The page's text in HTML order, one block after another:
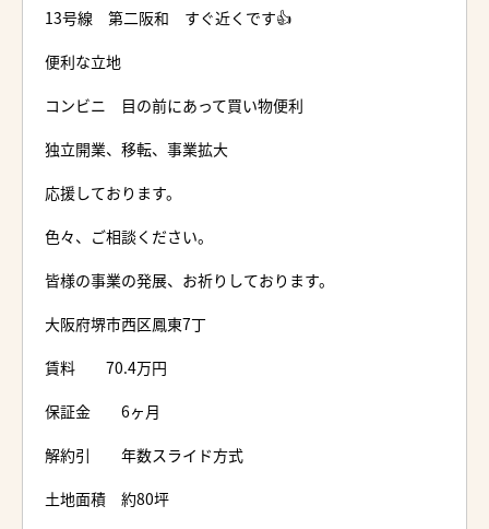
13号線 第二阪和 すぐ近くです👍
便利な立地
コンビニ 目の前にあって買い物便利
独立開業、移転、事業拡大
応援しております。
色々、ご相談ください。
皆様の事業の発展、お祈りしております。
大阪府堺市西区鳳東7丁
賃料 70.4万円
保証金 6ヶ月
解約引 年数スライド方式
土地面積 約80坪